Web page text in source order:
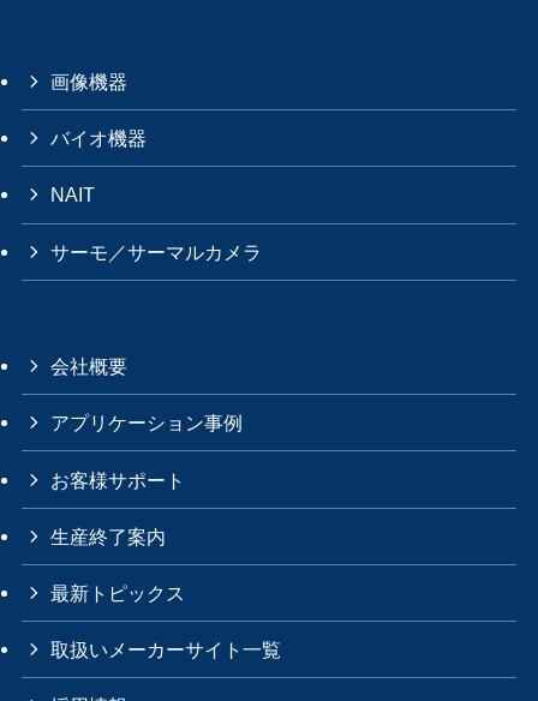
画像機器
バイオ機器
NAIT
サーモ／サーマルカメラ
会社概要
アプリケーション事例
お客様サポート
生産終了案内
最新トピックス
取扱いメーカーサイト一覧